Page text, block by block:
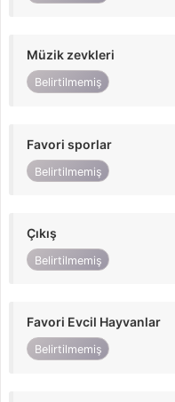
Müzik zevkleri
Belirtilmemiş
Favori sporlar
Belirtilmemiş
Çıkış
Belirtilmemiş
Favori Evcil Hayvanlar
Belirtilmemiş